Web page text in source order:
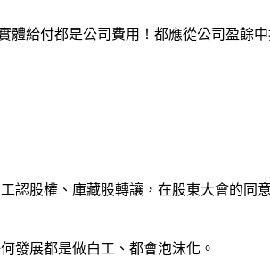
給付都是公司費用！都應從公司盈餘中
認股權、庫藏股轉讓，在股東大會的同
發展都是做白工、都會泡沫化。